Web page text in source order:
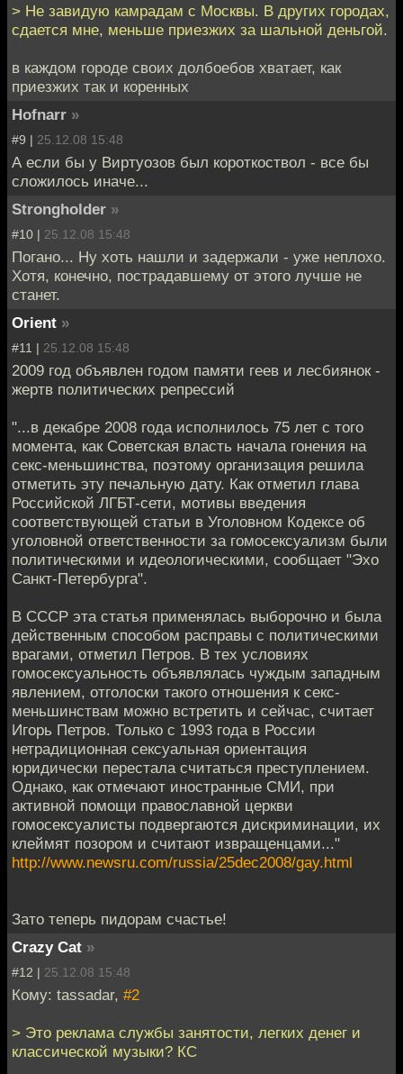
> Не завидую камрадам с Москвы. В других городах,
сдается мне, меньше приезжих за шальной деньгой.
в каждом городе своих долбоебов хватает, как
приезжих так и коренных
Hofnarr »
#9 | 25.12.08 15:48
А если бы у Виртуозов был короткоствол - все бы
сложилось иначе...
Strongholder »
#10 | 25.12.08 15:48
Погано... Ну хоть нашли и задержали - уже неплохо.
Хотя, конечно, пострадавшему от этого лучше не
станет.
Orient »
#11 | 25.12.08 15:48
2009 год объявлен годом памяти геев и лесбиянок -
жертв политических репрессий
"...в декабре 2008 года исполнилось 75 лет с того
момента, как Советская власть начала гонения на
секс-меньшинства, поэтому организация решила
отметить эту печальную дату. Как отметил глава
Российской ЛГБТ-сети, мотивы введения
соответствующей статьи в Уголовном Кодексе об
уголовной ответственности за гомосексуализм были
политическими и идеологическими, сообщает "Эхо
Санкт-Петербурга".
В СССР эта статья применялась выборочно и была
действенным способом расправы с политическими
врагами, отметил Петров. В тех условиях
гомосексуальность объявлялась чуждым западным
явлением, отголоски такого отношения к секс-
меньшинствам можно встретить и сейчас, считает
Игорь Петров. Только с 1993 года в России
нетрадиционная сексуальная ориентация
юридически перестала считаться преступлением.
Однако, как отмечают иностранные СМИ, при
активной помощи православной церкви
гомосексуалисты подвергаются дискриминации, их
клеймят позором и считают извращенцами..."
http://www.newsru.com/russia/25dec2008/gay.html
Зато теперь пидорам счастье!
Crazy Cat »
#12 | 25.12.08 15:48
Кому: tassadar, #2
> Это реклама службы занятости, легких денег и
классической музыки? КС